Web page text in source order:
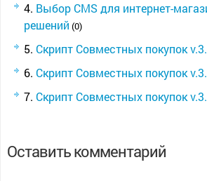
Выбор CMS для интернет-
решений (0)
Скрипт Совместных покупок
Скрипт Совместных покупок
Скрипт Совместных покупок
Оставить комментарий